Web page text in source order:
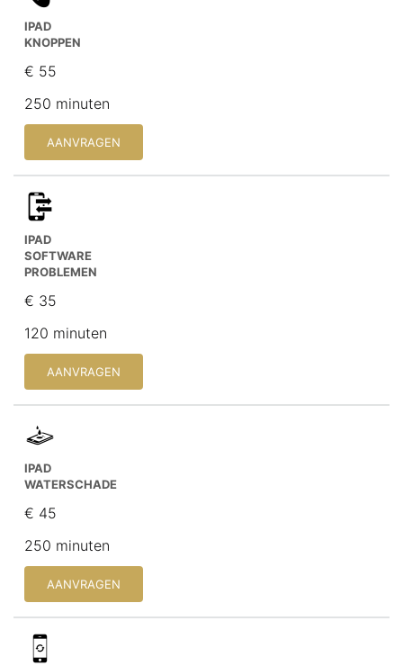
IPAD
KNOPPEN
€ 55
250 minuten
AANVRAGEN
IPAD
SOFTWARE
PROBLEMEN
€ 35
120 minuten
AANVRAGEN
IPAD
WATERSCHADE
€ 45
250 minuten
AANVRAGEN